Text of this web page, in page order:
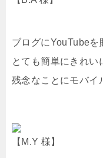
ブログにYouTubeを
とても簡単にきれい
残念なことにモバイ
【M.Y 様】